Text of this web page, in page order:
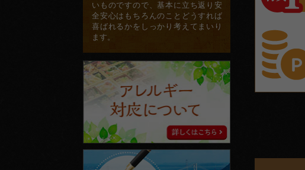
いものですので、基本に立ち返り安
全安心はもちろんのことどうすれば
喜ばれるかをしっかり考えてまいり
ます。
ア
レ
ル
対
応
に